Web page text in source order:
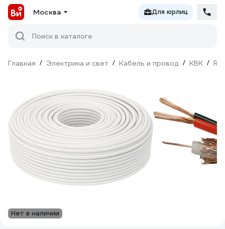
Москва Для юрлиц
Поиск в каталоге
Главная / Электрика и свет / Кабель и провод / КВК /
Нет в наличии